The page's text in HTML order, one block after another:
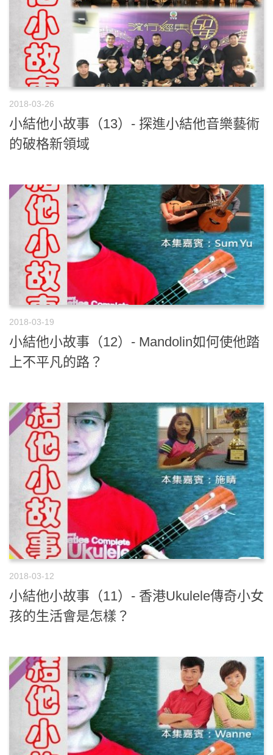
2018-03-26
小結他小故事（13）- 探進小結他音樂藝術
的破格新領域
2018-03-19
小結他小故事（12）- Mandolin如何使他踏
上不平凡的路？
2018-03-12
小結他小故事（11）- 香港Ukulele傳奇小女
孩的生活會是怎樣？